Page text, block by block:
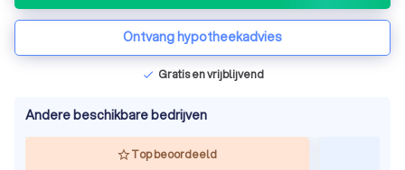
Ontvang hypotheekadvies
check Gratis en vrijblijvend
Andere beschikbare bedrijven
Top beoordeeld